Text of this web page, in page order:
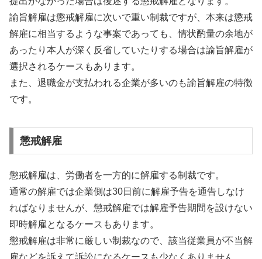
諭旨解雇は懲戒解雇に次いで重い制裁ですが、本来は懲戒
解雇に相当するような事案であっても、情状酌量の余地が
あったり本人が深く反省していたりする場合は諭旨解雇が
選択されるケースもあります。
また、退職金が支払われる企業が多いのも諭旨解雇の特徴
です。
懲戒解雇
懲戒解雇は、労働者を一方的に解雇する制裁です。
通常の解雇では企業側は30日前に解雇予告を通告しなけ
ればなりませんが、懲戒解雇では解雇予告期間を設けない
即時解雇となるケースもあります。
懲戒解雇は非常に厳しい制裁なので、該当従業員が不当解